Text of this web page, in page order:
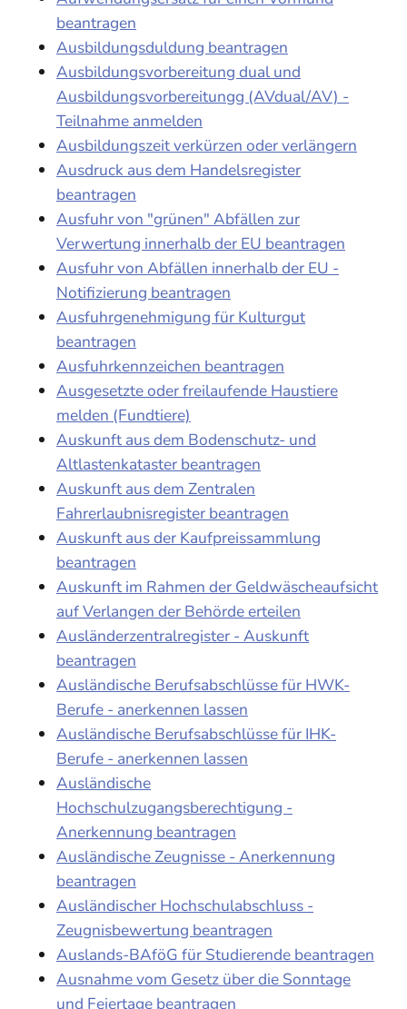
beantragen
Ausbildungsduldung beantragen
Ausbildungsvorbereitung dual und
Ausbildungsvorbereitungg (AVdual/AV) -
Teilnahme anmelden
Ausbildungszeit verkürzen oder verlängern
Ausdruck aus dem Handelsregister
beantragen
Ausfuhr von "grünen" Abfällen zur
Verwertung innerhalb der EU beantragen
Ausfuhr von Abfällen innerhalb der EU -
Notifizierung beantragen
Ausfuhrgenehmigung für Kulturgut
beantragen
Ausfuhrkennzeichen beantragen
Ausgesetzte oder freilaufende Haustiere
melden (Fundtiere)
Auskunft aus dem Bodenschutz- und
Altlastenkataster beantragen
Auskunft aus dem Zentralen
Fahrerlaubnisregister beantragen
Auskunft aus der Kaufpreissammlung
beantragen
Auskunft im Rahmen der Geldwäscheaufsicht
auf Verlangen der Behörde erteilen
Ausländerzentralregister - Auskunft
beantragen
Ausländische Berufsabschlüsse für HWK-
Berufe - anerkennen lassen
Ausländische Berufsabschlüsse für IHK-
Berufe - anerkennen lassen
Ausländische
Hochschulzugangsberechtigung -
Anerkennung beantragen
Ausländische Zeugnisse - Anerkennung
beantragen
Ausländischer Hochschulabschluss -
Zeugnisbewertung beantragen
Auslands-BAföG für Studierende beantragen
Ausnahme vom Gesetz über die Sonntage
und Feiertage beantragen